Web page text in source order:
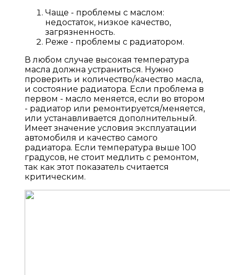
Чаще - проблемы с маслом:
недостаток, низкое качество,
загрязненность.
Реже - проблемы с радиатором.
В любом случае высокая температура
масла должна устраниться. Нужно
проверить и количество/качество масла,
и состояние радиатора. Если проблема в
первом - масло меняется, если во втором
- радиатор или ремонтируется/меняется,
или устанавливается дополнительный.
Имеет значение условия эксплуатации
автомобиля и качество самого
радиатора. Если температура выше 100
градусов, не стоит медлить с ремонтом,
так как этот показатель считается
критическим.